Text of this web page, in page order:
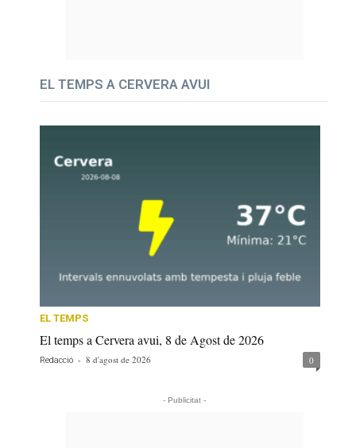
EL TEMPS A CERVERA AVUI
EL TEMPS
El temps a Cervera avui, 8 de Agost de 2026
Redacció - 8 d'agost de 2026 0
- Publicitat -